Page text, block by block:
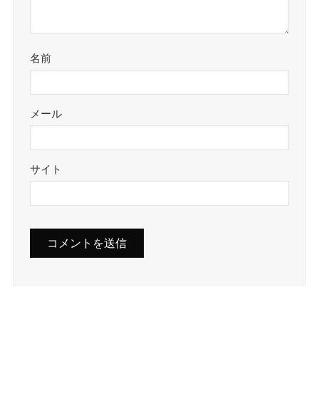
名前
メール
サイト